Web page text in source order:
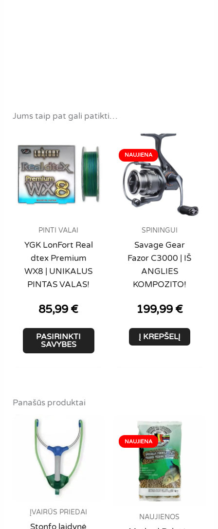
Jums taip pat gali patikti…
PINTI VALAI
YGK LonFort Real
dtex Premium
WX8 | UNIKALUS
PINTAS VALAS!
85,99 €
PASIRINKTI
SAVYBES
This
chosen
SPININGUI
Savage Gear
Fazor C3000 | IŠ
ANGLIES
KOMPOZITO!
199,99 €
Į KREPŠELĮ
Panašūs produktai
ĮVAIRŪS PRIEDAI
Stonfo laidynė
NAUJIENOS